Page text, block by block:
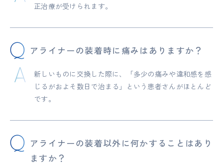
正治療が受けられます。
アライナーの装着時に痛みはありますか？
新しいものに交換した際に、「多少の痛みや違和感を感
じるがおよそ数日で治まる」という患者さんがほとんど
です。
アライナーの装着以外に何かすることはあり
ますか？